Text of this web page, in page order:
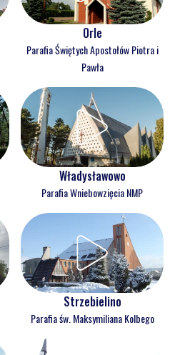
Orle
Parafia Świętych Apostołów Piotra i
Pawła
Władysławowo
Parafia Wniebowzięcia NMP
Strzebielino
Parafia św. Maksymiliana Kolbego